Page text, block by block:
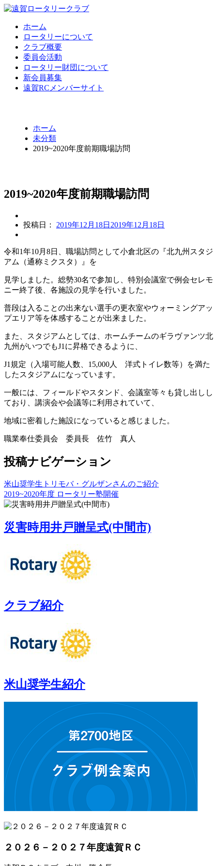
ホーム
ロータリーについて
クラブ概要
委員会活動
ロータリー財団について
新会員募集
遠賀RCメンバーサイト
ホーム
未分類
2019~2020年度前期職場訪問
2019~2020年度前期職場訪問
投稿日： 2019年12月18日 2019年12月18日
令和1年10月8日、職場訪問として小倉北区の『北九州スタジ
アム（通称ミクスタ）』を
見学しました。総勢30名で参加し、特別会議室で例会セレモ
ニー終了後、各施設の見学を行いました。
普段は入ることの出来ない選手の更衣室やウォーミングアッ
プエリア等を体感することが出来ました。
また、スタジアムとしては、ホームチームのギラヴァンツ北
九州がいつでもJ1に昇格できるように、
J1規定（入場可能人数、15,000人 洋式トイレ数等）を満た
したスタジアムになっています。
一般には、フィールドやスタンド、会議室等々も貸し出しし
ており、講演会や会議等に利用されていて、
地域に密着した施設になっていると感じました。
職業奉仕委員会 委員長 佐竹 真人
投稿ナビゲーション
米山奨学生トリモバ・グルザンさんのご紹介
2019~2020年度 ロータリー塾開催
災害時用井戸贈呈式(中間市)
クラブ紹介
米山奨学生紹介
２０２６－２０２７年度遠賀ＲＣ